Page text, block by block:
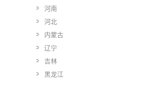
河南
河北
内蒙古
辽宁
吉林
黑龙江